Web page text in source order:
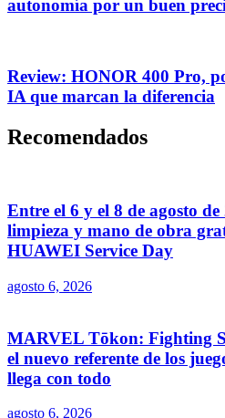
autonomía por un buen
Review: HONOR 400 Pro,
IA que marcan la diferencia
Recomendados
Entre el 6 y el 8 de agosto
limpieza y mano de obra
HUAWEI Service Day
agosto 6, 2026
MARVEL Tōkon: Fighting
el nuevo referente de los
llega con todo
agosto 6, 2026